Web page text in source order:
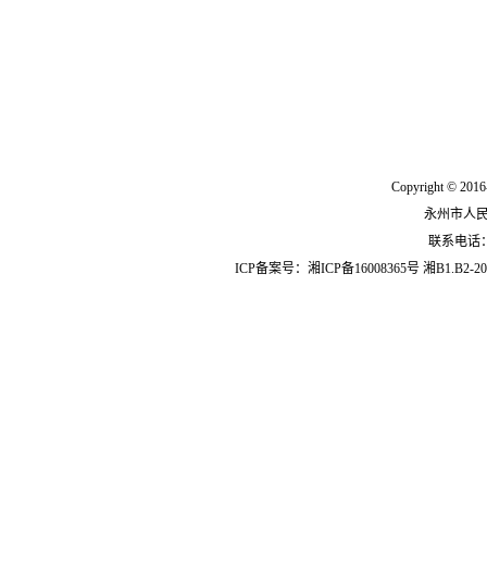
Copyright ©
永州市人
联系电话
ICP备案号： 湘ICP备16008365号 湘B1.B2-